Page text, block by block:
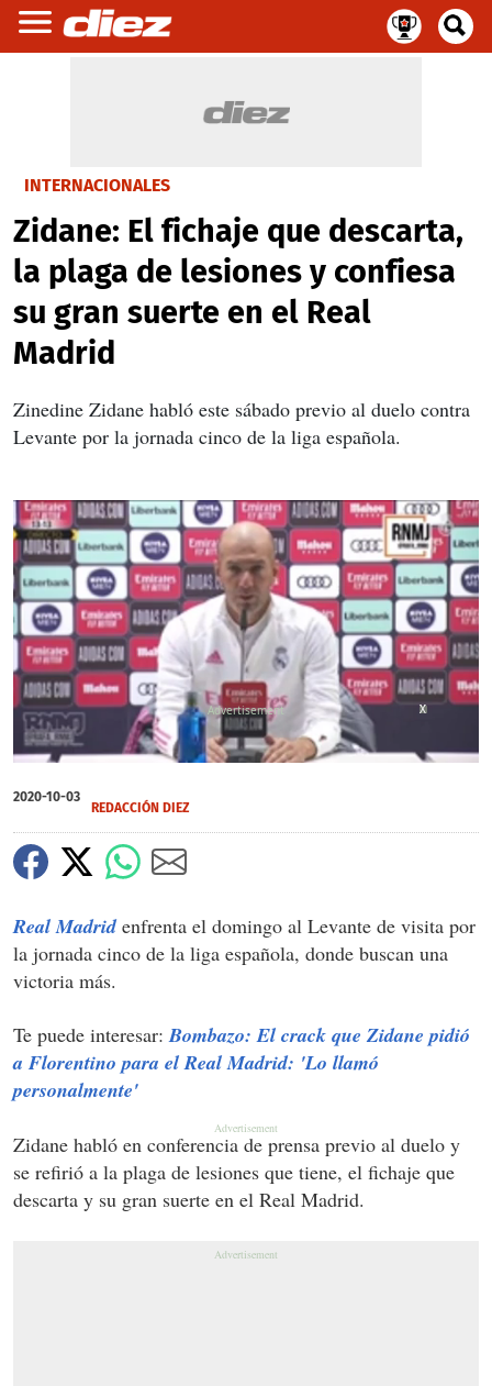
INTERNACIONALES
Zidane: El fichaje que descarta,
la plaga de lesiones y confiesa
su gran suerte en el Real
Madrid
Zinedine Zidane habló este sábado previo al duelo contra
Levante por la jornada cinco de la liga española.
of
2
seconds
X
X
2020-10-03
REDACCIÓN DIEZ
Real Madrid enfrenta el domingo al Levante de visita por
la jornada cinco de la liga española, donde buscan una
victoria más.
Te puede interesar: Bombazo: El crack que Zidane pidió
a Florentino para el Real Madrid: 'Lo llamó
personalmente'
Zidane habló en conferencia de prensa previo al duelo y
se refirió a la plaga de lesiones que tiene, el fichaje que
descarta y su gran suerte en el Real Madrid.